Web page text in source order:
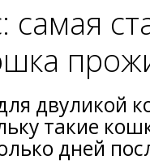
самая
двуликой
такие
дней